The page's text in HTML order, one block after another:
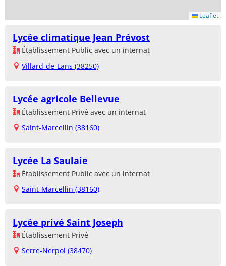
Leaflet
Lycée climatique Jean Prévost
Établissement Public avec un internat
Villard-de-Lans (38250)
Lycée agricole Bellevue
Établissement Privé avec un internat
Saint-Marcellin (38160)
Lycée La Saulaie
Établissement Public avec un internat
Saint-Marcellin (38160)
Lycée privé Saint Joseph
Établissement Privé
Serre-Nerpol (38470)